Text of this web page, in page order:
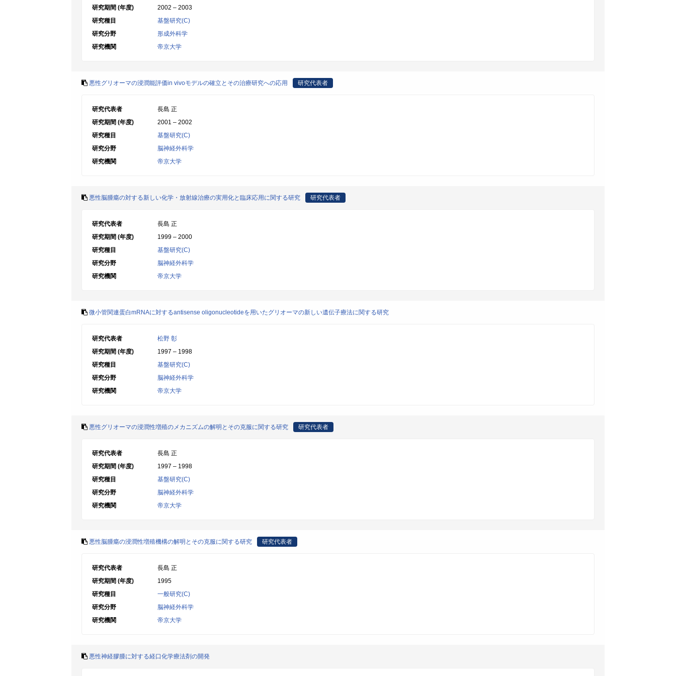
研究期間 (年度)
2002 – 2003
研究種目
基盤研究(C)
研究分野
形成外科学
研究機関
帝京大学
悪性グリオーマの浸潤能評価in vivoモデルの確立とその治療研究への応用 研究代表者
研究代表者
長島 正
研究期間 (年度)
2001 – 2002
研究種目
基盤研究(C)
研究分野
脳神経外科学
研究機関
帝京大学
悪性脳腫瘍の対する新しい化学・放射線治療の実用化と臨床応用に関する研究 研究代表者
研究代表者
長島 正
研究期間 (年度)
1999 – 2000
研究種目
基盤研究(C)
研究分野
脳神経外科学
研究機関
帝京大学
微小管関連蛋白mRNAに対するantisense oligonucleotideを用いたグリオーマの新しい遺伝子療法に関する研究
研究代表者
松野 彰
研究期間 (年度)
1997 – 1998
研究種目
基盤研究(C)
研究分野
脳神経外科学
研究機関
帝京大学
悪性グリオーマの浸潤性増殖のメカニズムの解明とその克服に関する研究 研究代表者
研究代表者
長島 正
研究期間 (年度)
1997 – 1998
研究種目
基盤研究(C)
研究分野
脳神経外科学
研究機関
帝京大学
悪性脳腫瘍の浸潤性増殖機構の解明とその克服に関する研究 研究代表者
研究代表者
長島 正
研究期間 (年度)
1995
研究種目
一般研究(C)
研究分野
脳神経外科学
研究機関
帝京大学
悪性神経膠腫に対する経口化学療法剤の開発